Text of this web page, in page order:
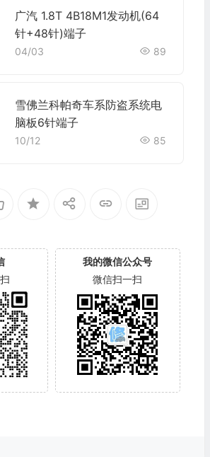
广汽 1.8T 4B18M1发动机(64
针+48针)端子
04/03 89
雪佛兰科帕奇车系防盗系统电
脑板6针端子
10/12 85
我的微信公众号
微信扫一扫